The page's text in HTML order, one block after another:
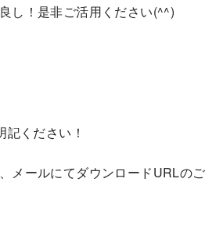
し！是非ご活用ください(^^)
記ください！
メールにてダウンロードURLの